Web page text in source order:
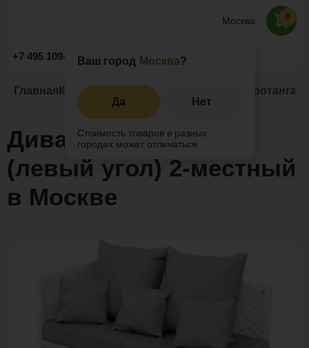
Москва
Ваш город Москва?
Да Нет
Стоимость товаров в разных
городах может отличаться
+7 495 109-52-09 Заказать звонок
0
Главная Каталог Мебель из искусственного ротанга
Диван TAITI угловой
(левый угол) 2-местный
в Москве